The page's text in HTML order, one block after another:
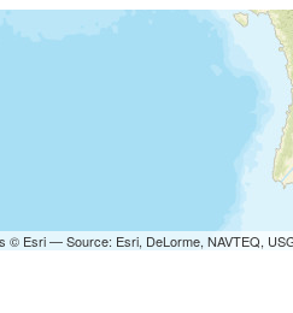
© Esri — Source: Esri, DeLorme, NAVTEQ,